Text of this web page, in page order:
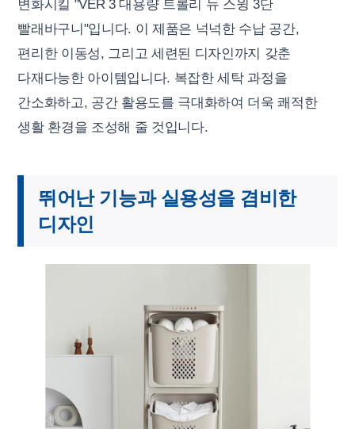
변화시킬 "VER 3 대용량 트롤리 뉴 스윙 3단
빨래바구니"입니다. 이 제품은 넉넉한 수납 공간,
편리한 이동성, 그리고 세련된 디자인까지 갖춘
다재다능한 아이템입니다. 복잡한 세탁 과정을
간소화하고, 공간 활용도를 극대화하여 더욱 쾌적한
생활 환경을 조성해 줄 것입니다.
뛰어난 기능과 실용성을 겸비한
디자인